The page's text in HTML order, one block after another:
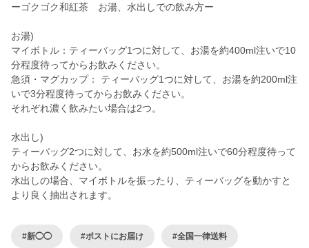
ーゴクゴク和紅茶 お湯、水出しでの飲み方ー
お湯)
マイボトル：ティーバッグ1つに対して、お湯を約400ml注いで10
分程度待ってからお飲みください。
急須・マグカップ： ティーバッグ1つに対して、お湯を約200ml注
いで3分程度待ってからお飲みください。
それぞれ濃く飲みたい場合は2つ。
水出し)
ティーバッグ2つに対して、お水を約500ml注いで60分程度待って
からお飲みください。
水出しの場合、マイボトルを振ったり、ティーバッグを動かすと
より良く抽出されます。
#新◯◯ #ポストにお届け #全国一律送料